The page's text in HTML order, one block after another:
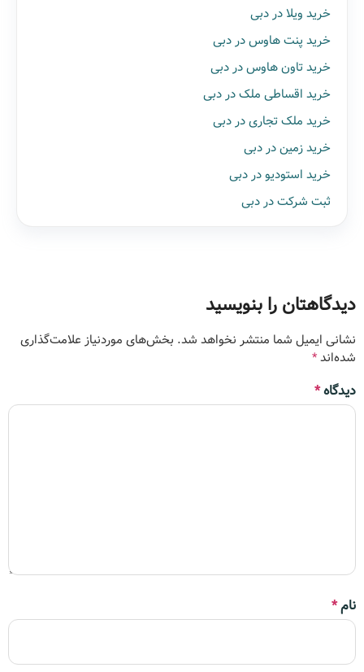
خرید ویلا در دبی
خرید پنت هاوس در دبی
خرید تاون هاوس در دبی
خرید اقساطی ملک در دبی
خرید ملک تجاری در دبی
خرید زمین در دبی
خرید استودیو در دبی
ثبت شرکت در دبی
دیدگاهتان را بنویسید
نشانی ایمیل شما منتشر نخواهد شد. بخش‌های موردنیاز علامت‌گذاری
شده‌اند*
دیدگاه*
نام*